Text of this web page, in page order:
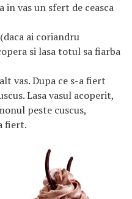
in vas un sfert de ceasca
ai coriandru
si lasa totul sa fiarba
vas. Dupa ce s-a fiert
Lasa vasul acoperit,
peste cuscus,
fiert.